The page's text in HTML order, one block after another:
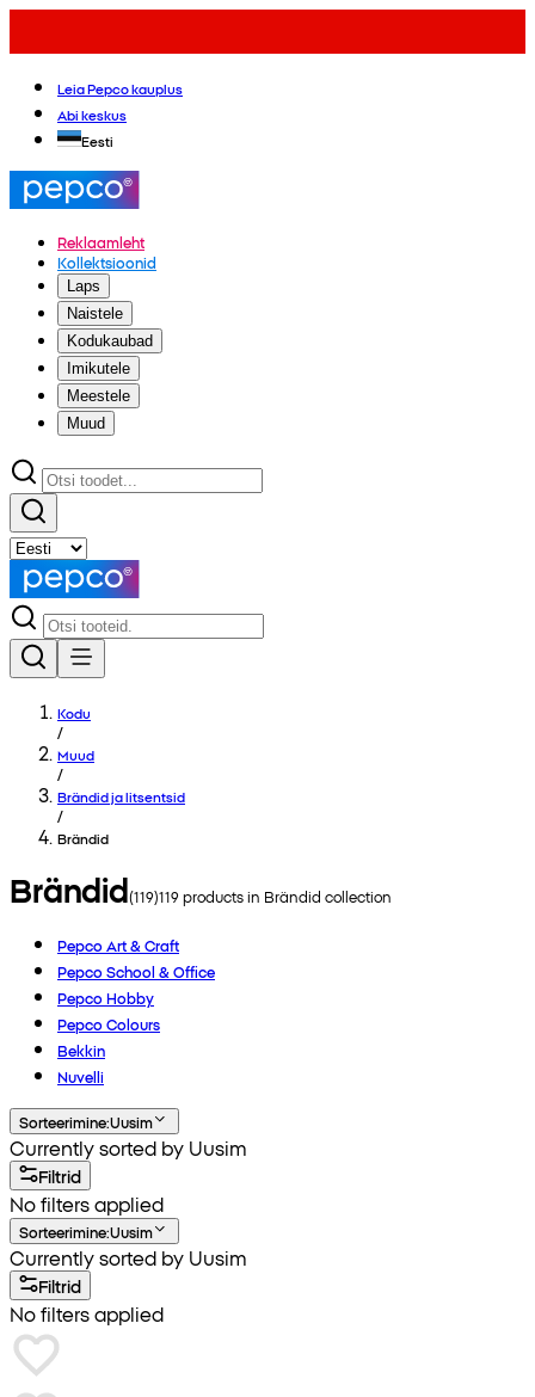
Leia Pepco kauplus
Abi keskus
Eesti
Reklaamleht
Kollektsioonid
Laps
Naistele
Kodukaubad
Imikutele
Meestele
Muud
Kodu
/
Muud
/
Brändid ja litsentsid
/
Brändid
Brändid(119)119 products in Brändid collection
Pepco Art & Craft
Pepco School & Office
Pepco Hobby
Pepco Colours
Bekkin
Nuvelli
Sorteerimine:Uusim
Currently sorted by Uusim
Filtrid
No filters applied
Sorteerimine:Uusim
Currently sorted by Uusim
Filtrid
No filters applied